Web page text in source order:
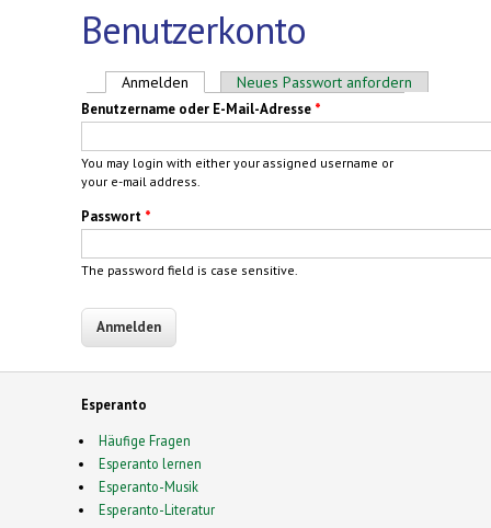
Benutzerkonto
Haupt-Reiter
Anmelden (aktiver Reiter)
Neues Passwort anfordern
Benutzername oder E-Mail-Adresse *
You may login with either your assigned username or
your e-mail address.
Passwort *
The password field is case sensitive.
Esperanto
Häufige Fragen
Esperanto lernen
Esperanto-Musik
Esperanto-Literatur